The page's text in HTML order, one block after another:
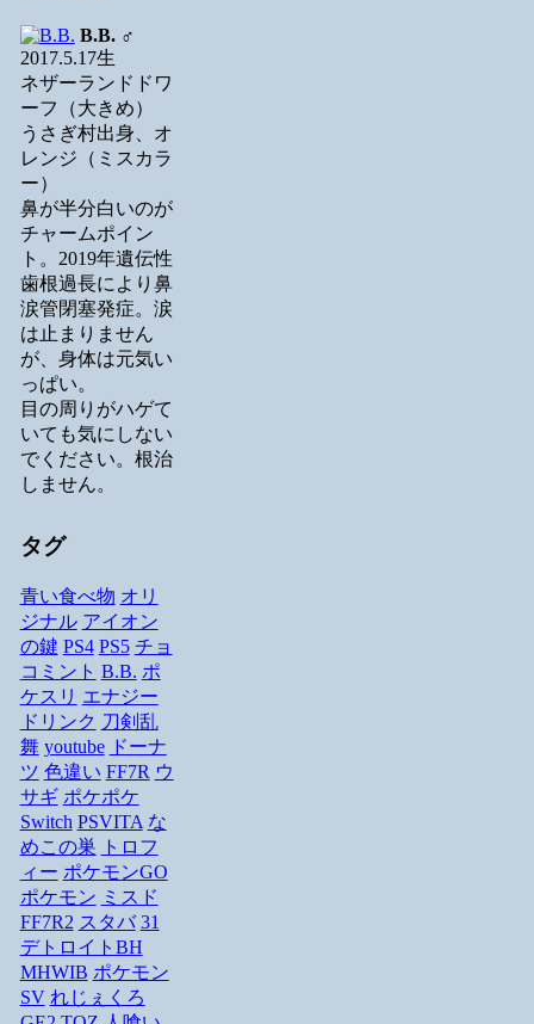
B.B.♂
2017.5.17生
ネザーランドドワ
ーフ（大きめ）
うさぎ村出身、オ
レンジ（ミスカラ
ー）
鼻が半分白いのが
チャームポイン
ト。2019年遺伝性
歯根過長により鼻
涙管閉塞発症。涙
は止まりません
が、身体は元気い
っぱい。
目の周りがハゲて
いても気にしない
でください。根治
しません。
タグ
青い食べ物 オリ
ジナル アイオン
の鍵 PS4 PS5 チョ
コミント B.B. ポ
ケスリ エナジー
ドリンク 刀剣乱
舞 youtube ドーナ
ツ 色違い FF7R ウ
サギ ポケポケ
Switch PSVITA な
めこの巣
トロフ
ィー ポケモンGO
ポケモン ミスド
FF7R2 スタバ 31
デトロイトBH
MHWIB ポケモン
SV れじぇくろ